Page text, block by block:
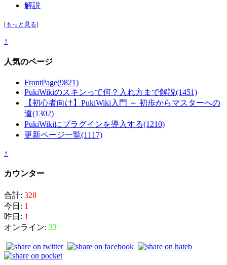
解説
[もっと見る]
↑
人気のページ
FrontPage(9821)
PukiWikiのスキンって何？入れ方まで解説(1451)
【初心者向け】PukiWiki入門 ～ 初歩からマスターへの
道(1302)
PukiWikiにプラグインを導入する(1210)
更新ページ一覧(1117)
↑
カウンター
合計: 328
今日: 1
昨日: 1
オンライン: 33